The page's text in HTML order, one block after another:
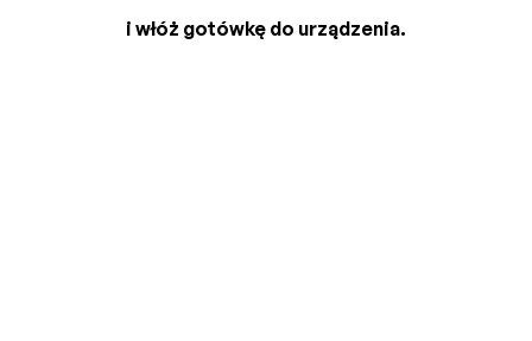
i włóż gotówkę do urządzenia.